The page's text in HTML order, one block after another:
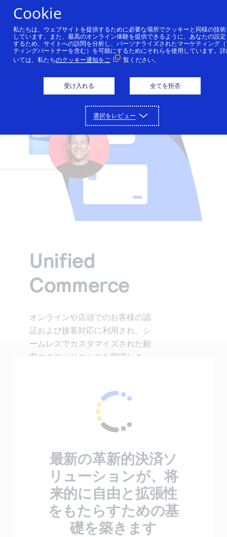
Cybersourceのソリューション
決済の受入れ、不正詐欺の削減、決済データの保護。
これらの機能はCybersourceのプラットフォームに一
度接続するだけで利用できます。
オンライン、店舗、コールセンターでの支払いに対応
します。
不正防止およびリスク管理
不正詐欺による損失を最小限に抑え、最大限の収益を
確保するためのサポートを行います。
決済セキュリティ
Payouts、グローバル税務コンプライアンス、カレンシ
ー・コンバージョンなど。
パートナー
Cybersourceのパートナーネットワークは企業の革新
金融機関
Cybersourceのソリューションは金融機関のパートナ
ーにご利用いただいています。
技術パートナー
主要なテクノロジーやインフラストラクチャープロバ
イダーと提携しています。
ソリューションプロバイダ
をカスタマイズします。
パートナーになる
Cybersourceとの提携により事業の拡大に取り組んで
みませんか。
デベロッパー
Cybersourceによるコーディング環境は、企業の皆さ
まがグローバルに使えるフリクションレスな決済方法
を構築するためのツールを提供します。
APIの参考情報
サンプルコードやフィールドの説明をご覧いただけま
デベロッパーガイド
テストアカウントの設定
評価用アカウントを作成するには、登録が必要です。
受賞歴のあるCybersourceのサポートチームに問い合
わせるか、販売担当者に直接ご連絡ください。
サポートセンター
Cybersourceのお客様サポートポータルおよびお役立
ち記事一覧にアクセスできます。
ご購入に関するサポート
Cybersourceのサービスが各企業のサポートをどのよ
うに行っているのかをご覧いただけます。
Cybersourceについて
Cybersourceは、オンラインおよび実店舗向けに、決
済の簡素化と自動化のためのサービス全般を提供して
Cybersourceの沿革
Cybersourceが、決済や不正詐欺管理におけるリード
Cybersourceのブログ
ています。
決済テクノロジーに関心をお持ちですか？
Cybersourceのチームに加わってみませんか？私たち
は楽しさや仲間意識を尊重し、常に成長できる会社で
お問合せ
Unified
Commerce
オンラインや店頭でのお客様の認
証および接客対応に利用され、シ
ームレスでカスタマイズされた顧
客エクスペリエンスを実現しま
最新の革新的決済ソ
リューションが、将
来的に自由と拡張性
をもたらすための基
礎を築きます
Cookie
私たちは、ウェブサイトを提供するために必要な場所でクッキーと同様の技
しています。また、最高のオンライン体験を提供できるように、あなたの設
するため、サイトへの訪問を分析し、パーソナライズされたマーケティング
ティングパートナーを含む）を可能にするためにそれらを使用しています。
いては、私たちのクッキー通知をご 覧ください。
受け入れる 全てを拒否
選択をレビュー